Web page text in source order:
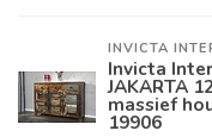
INVICTA
Invicta
JAKARTA
massief
19906